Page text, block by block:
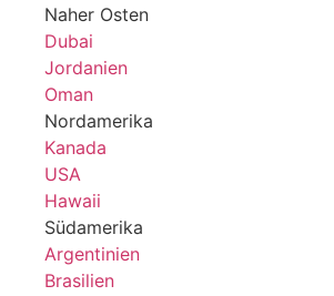
Naher Osten
Dubai
Jordanien
Oman
Nordamerika
Kanada
USA
Hawaii
Südamerika
Argentinien
Brasilien